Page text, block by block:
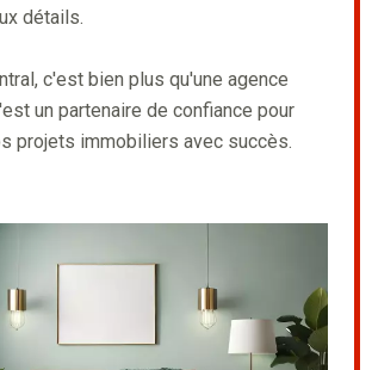
détails.
c'est bien plus qu'une agence
un partenaire de confiance pour
projets immobiliers avec succès.